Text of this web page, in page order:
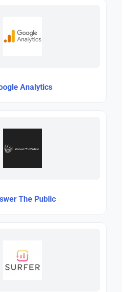
Analytics
The Public